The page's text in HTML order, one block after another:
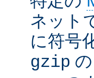
ネット
に符号
gzip